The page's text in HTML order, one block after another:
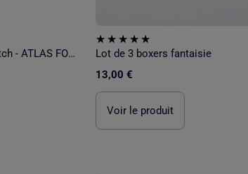
Lot de 2 Boxers Bicolore Stretch - ATLAS FOR MEN
Lot de 3 boxers fantaisie
13,00 €
Voir le produit